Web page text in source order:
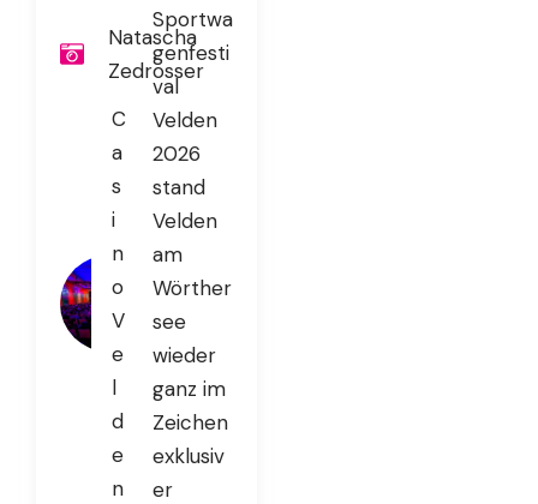
Natascha
Zedrosser
C
a
s
i
n
o
V
e
l
d
e
n
Sportwa
genfesti
val
Velden
2026
stand
Velden
am
Wörther
see
wieder
ganz im
Zeichen
exklusiv
er